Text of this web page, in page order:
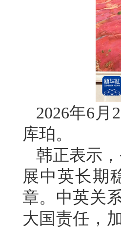
2026年6
库珀。
韩正表示
展中英长期
章。中英关
大国责任，